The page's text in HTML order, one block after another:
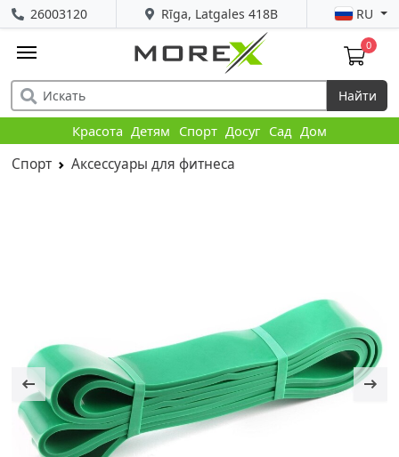
Rīga, Latgales 418B
26003120 RU
0
Найти
Красота Детям Спорт Досуг Сад Дом
Спорт Аксессуары для фитнеса